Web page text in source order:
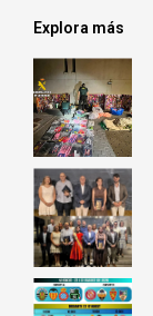
Explora más